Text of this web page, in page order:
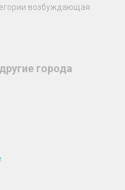
возбуждающая
города